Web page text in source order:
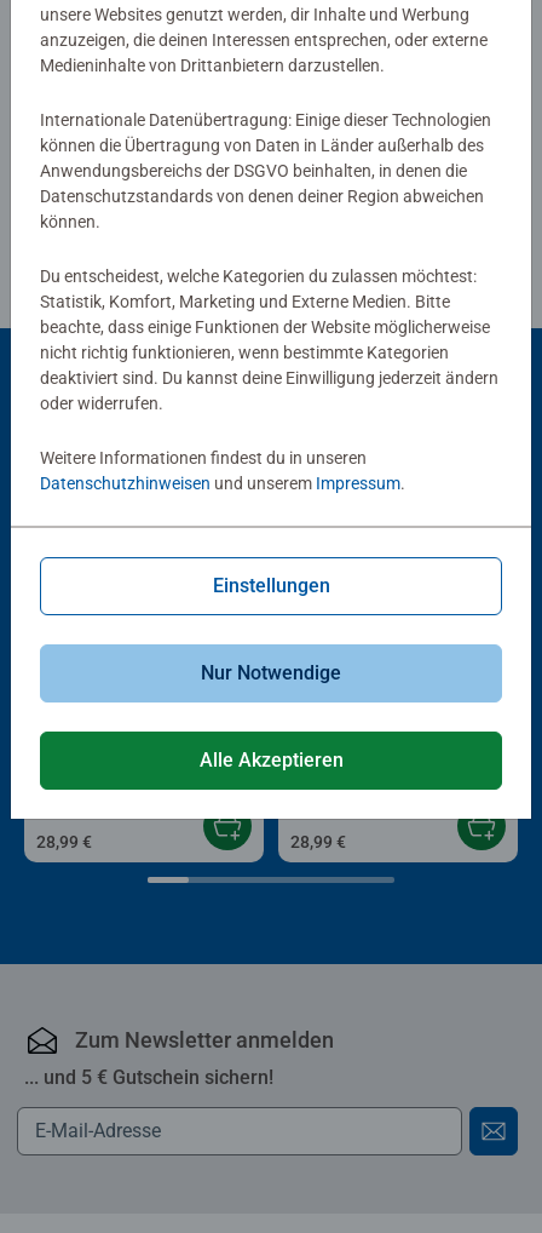
Verfasse eine Bewertung
Richtlinien für Bewertungen
Andere Kunden mögen auch
Feuerdrache Flora
28,99 €
Griechische Insel
28,99 €
Zum Newsletter anmelden
... und 5 € Gutschein sichern!
unsere Websites genutzt werden, dir Inhalte und Werbung
anzuzeigen, die deinen Interessen entsprechen, oder externe
Medieninhalte von Drittanbietern darzustellen.
Internationale Datenübertragung: Einige dieser Technologien
können die Übertragung von Daten in Länder außerhalb des
Anwendungsbereichs der DSGVO beinhalten, in denen die
Datenschutzstandards von denen deiner Region abweichen
können.
Du entscheidest, welche Kategorien du zulassen möchtest:
Statistik, Komfort, Marketing und Externe Medien. Bitte
beachte, dass einige Funktionen der Website möglicherweise
nicht richtig funktionieren, wenn bestimmte Kategorien
deaktiviert sind. Du kannst deine Einwilligung jederzeit ändern
oder widerrufen.
Weitere Informationen findest du in unseren
Datenschutzhinweisen und unserem Impressum.
Einstellungen
Nur Notwendige
Alle Akzeptieren